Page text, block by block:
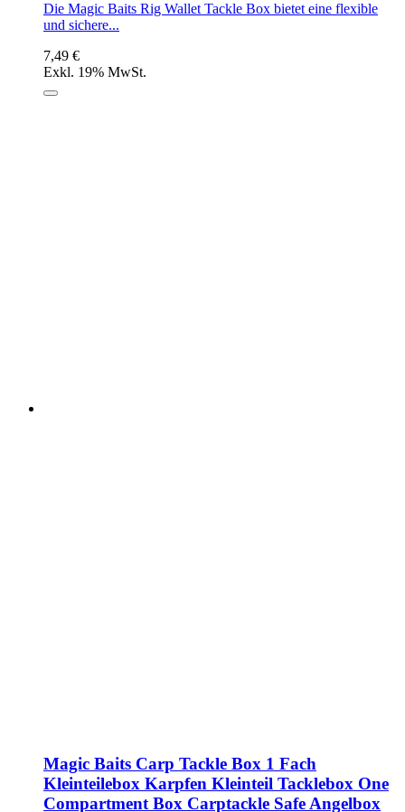
Die Magic Baits Rig Wallet Tackle Box bietet eine flexible
und sichere...
7,49 €
Exkl. 19% MwSt.
Magic Baits Carp Tackle Box 1 Fach
Kleinteilebox Karpfen Kleinteil Tacklebox One
Compartment Box Carptackle Safe Angelbox